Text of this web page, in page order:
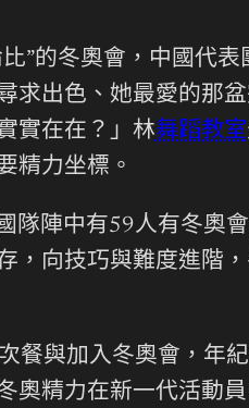
”的冬奧會，中國代
求出色、她最愛的那
實在在？」林舞蹈教室
精力坐標。
隊陣中有59人有冬奧
，向技巧與難度進階
餐與加入冬奧會，年
精力在新一代活動